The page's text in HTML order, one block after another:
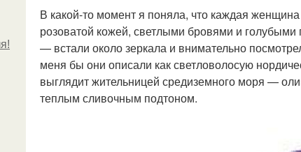
В какой-то момент я поняла, что каждая
розоватой кожей, светлыми бровями и
— встали около зеркала и внимательно
меня бы они описали как светловолосую
выглядит жительницей средиземного моря —
теплым сливочным подтоном.